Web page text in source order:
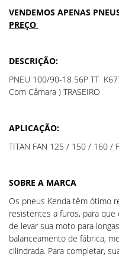
VENDEMOS APENAS
PREÇO
DESCRIÇÃO:
PNEU 100/90-18 56P TT
Com Câmara ) TRASEIRO
APLICAÇÃO:
TITAN FAN 125 / 150 / 160 /
SOBRE A MARCA
Os pneus Kenda têm ótimo
resistentes a furos, para
de levar sua moto para
balanceamento de fábrica,
cilindrada. Para completar,